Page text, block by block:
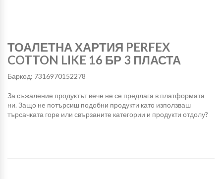
ТОАЛЕТНА ХАРТИЯ PERFEX
COTTON LIKE 16 БР 3 ПЛАСТА
Баркод: 7316970152278
За съжаление продуктът вече не се предлага в платформата
ни. Защо не потърсиш подобни продукти като използваш
търсачката горе или свързаните категории и продукти отдолу?